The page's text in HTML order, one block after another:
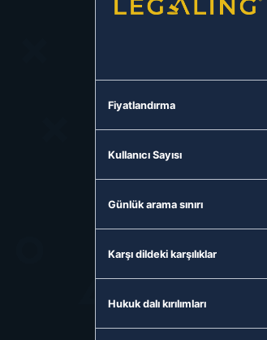
Fiyatlandırma
Kullanıcı Sayısı
Günlük arama sınırı
Karşı dildeki karşılıklar
Hukuk dalı kırılımları